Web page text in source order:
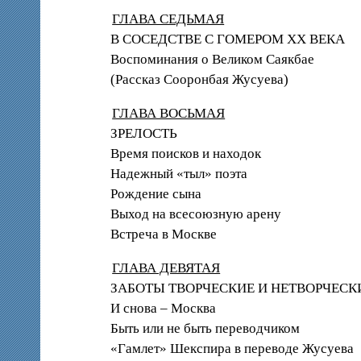
ГЛАВА СЕДЬМАЯ
В СОСЕДСТВЕ С ГОМЕРОМ ХХ ВЕКА
Воспоминания о Великом Саякбае
(Рассказ Сооронбая Жусуева)
ГЛАВА ВОСЬМАЯ
ЗРЕЛОСТЬ
Время поисков и находок
Надежный «тыл» поэта
Рождение сына
Выход на всесоюзную арену
Встреча в Москве
ГЛАВА ДЕВЯТАЯ
ЗАБОТЫ ТВОРЧЕСКИЕ И
И снова – Москва
Быть или не быть переводчиком
«Гамлет» Шекспира в переводе Жусуева